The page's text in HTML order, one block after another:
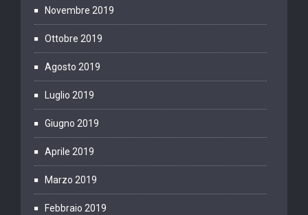
Novembre 2019
Ottobre 2019
Agosto 2019
Luglio 2019
Giugno 2019
Aprile 2019
Marzo 2019
Febbraio 2019